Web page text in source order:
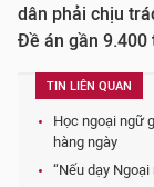
dân phải chịu
Đề án gần 9.400
TIN LIÊN QUAN
Học ngoại ngữ
hàng ngày
“Nếu dạy